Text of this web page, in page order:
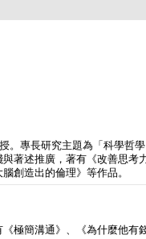
專長研究主題為「科學
著述推廣，著有《改善思
創造出的倫理》等作品。
極簡溝通》、《為什麼他